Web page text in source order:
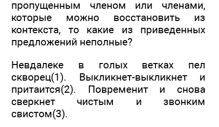
пропущенным членом или членами,
которые можно восстановить из
контекста, то какие из приведенных
предложений неполные?
Невдалеке в голых ветках пел
скворец(1). Выкликнет-выкликнет и
притаится(2). Повременит и снова
сверкнет чистым и звонким
свистом(3).